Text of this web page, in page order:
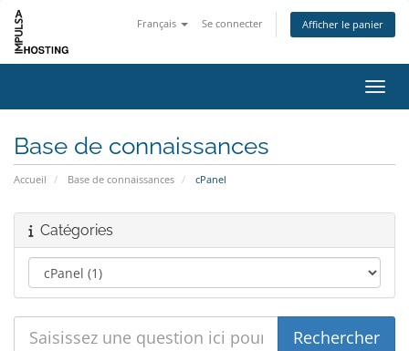
Français Se connecter Afficher le panier
Base de connaissances
Accueil Base de connaissances cPanel
Catégories